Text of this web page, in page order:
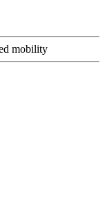
mobility